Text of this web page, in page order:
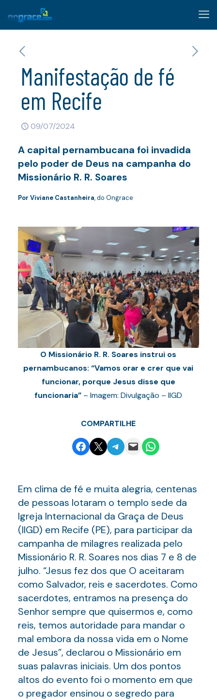
Manifestação de fé
em Recife
09/07/2024
A capital pernambucana foi invadida
pelo poder de Deus na campanha do
Missionário R. R. Soares
Por Viviane Castanheira, do Ongrace
O Missionário R. R. Soares instrui os
pernambucanos: “Vamos orar e crer que vai
funcionar, porque Jesus disse que
funcionaria” – Imagem: Divulgação – IIGD
COMPARTILHE
Share on Facebook
Email this PageShare on Telegram
Email this PageShare on WhatsApp
Em clima de fé e muita alegria, centenas
de pessoas lotaram o templo sede da
Igreja Internacional da Graça de Deus
(IIGD) em Recife (PE), para participar da
campanha de milagres realizada pelo
Missionário R. R. Soares nos dias 7 e 8 de
julho. “Jesus fez dos que O aceitaram
como Salvador, reis e sacerdotes. Como
sacerdotes, entramos na presença do
Senhor sempre que quisermos e, como
reis, temos autoridade para mandar o
mal embora da nossa vida em o Nome
de Jesus”, declarou o Missionário em
suas palavras iniciais. Um dos pontos
altos do evento foi o momento em que
o pregador ensinou o segredo para